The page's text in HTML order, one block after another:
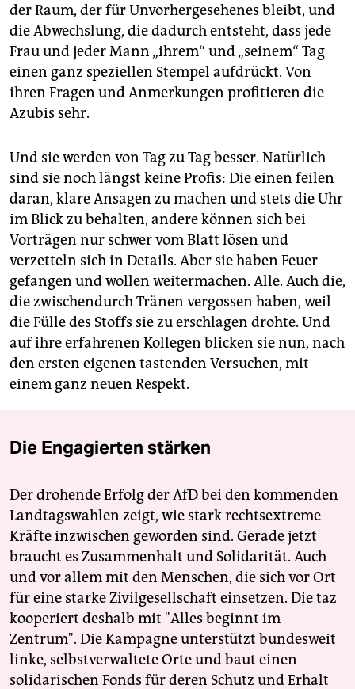
der Raum, der für Unvorhergesehenes bleibt, und
die Abwechslung, die dadurch entsteht, dass jede
Frau und jeder Mann „ihrem“ und „seinem“ Tag
einen ganz speziellen Stempel aufdrückt. Von
ihren Fragen und Anmerkungen profitieren die
Azubis sehr.
Und sie werden von Tag zu Tag besser. Natürlich
sind sie noch längst keine Profis: Die einen feilen
daran, klare Ansagen zu machen und stets die Uhr
im Blick zu behalten, andere können sich bei
Vorträgen nur schwer vom Blatt lösen und
verzetteln sich in Details. Aber sie haben Feuer
gefangen und wollen weitermachen. Alle. Auch die,
die zwischendurch Tränen vergossen haben, weil
die Fülle des Stoffs sie zu erschlagen drohte. Und
auf ihre erfahrenen Kollegen blicken sie nun, nach
den ersten eigenen tastenden Versuchen, mit
einem ganz neuen Respekt.
Die Engagierten stärken
Der drohende Erfolg der AfD bei den kommenden
Landtagswahlen zeigt, wie stark rechtsextreme
Kräfte inzwischen geworden sind. Gerade jetzt
braucht es Zusammenhalt und Solidarität. Auch
und vor allem mit den Menschen, die sich vor Ort
für eine starke Zivilgesellschaft einsetzen. Die taz
kooperiert deshalb mit "Alles beginnt im
Zentrum". Die Kampagne unterstützt bundesweit
linke, selbstverwaltete Orte und baut einen
solidarischen Fonds für deren Schutz und Erhalt